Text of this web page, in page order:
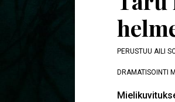
PERUSTUU AILI
DRAMATISOINTI